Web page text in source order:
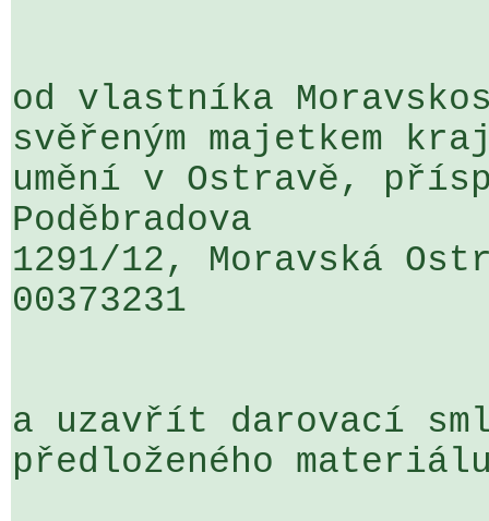
od vlastníka
svěřeným majetkem
umění v Ostravě,
Poděbradova
1291/12, Moravská
00373231
a uzavřít darovací
předloženého